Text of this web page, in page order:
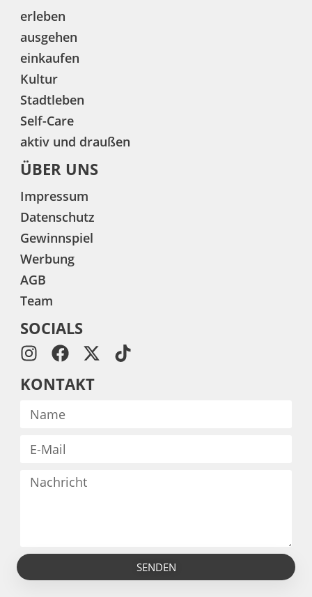
erleben
ausgehen
einkaufen
Kultur
Stadtleben
Self-Care
aktiv und draußen
ÜBER UNS
Impressum
Datenschutz
Gewinnspiel
Werbung
AGB
Team
SOCIALS
KONTAKT
SENDEN